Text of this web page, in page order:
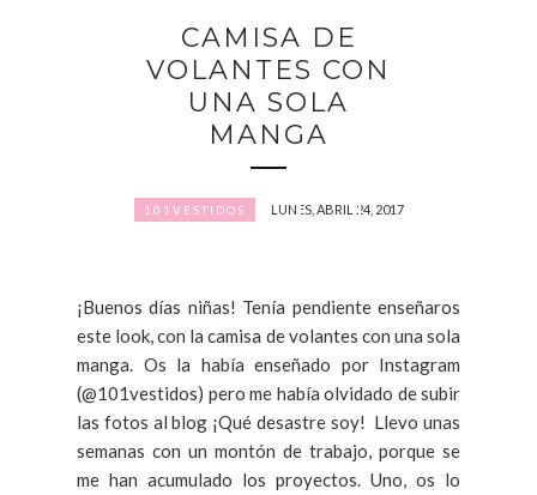
CAMISA DE
VOLANTES CON
UNA SOLA
MANGA
101VESTIDOS LUNES, ABRIL 24, 2017
¡Buenos días niñas! Tenía pendiente enseñaros
este look, con la camisa de volantes con una sola
manga. Os la había enseñado por Instagram
(@101vestidos) pero me había olvidado de subir
las fotos al blog ¡Qué desastre soy! Llevo unas
semanas con un montón de trabajo, porque se
me han acumulado los proyectos. Uno, os lo